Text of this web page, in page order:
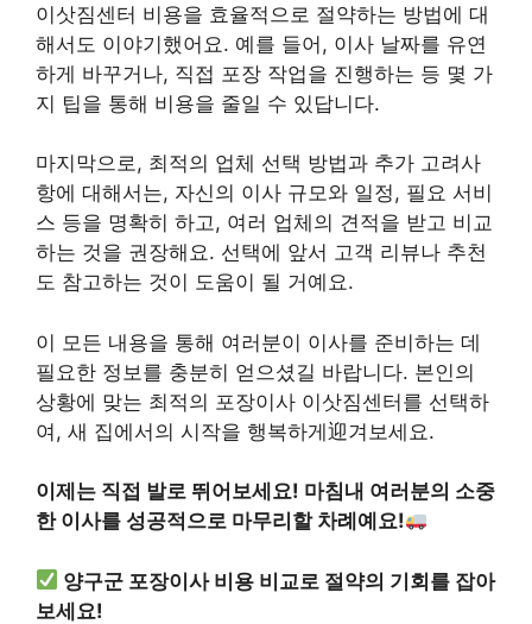
이삿짐센터 비용을 효율적으로 절약하는 방법에 대
해서도 이야기했어요. 예를 들어, 이사 날짜를 유연
하게 바꾸거나, 직접 포장 작업을 진행하는 등 몇 가
지 팁을 통해 비용을 줄일 수 있답니다.
마지막으로, 최적의 업체 선택 방법과 추가 고려사
항에 대해서는, 자신의 이사 규모와 일정, 필요 서비
스 등을 명확히 하고, 여러 업체의 견적을 받고 비교
하는 것을 권장해요. 선택에 앞서 고객 리뷰나 추천
도 참고하는 것이 도움이 될 거예요.
이 모든 내용을 통해 여러분이 이사를 준비하는 데
필요한 정보를 충분히 얻으셨길 바랍니다. 본인의
상황에 맞는 최적의 포장이사 이삿짐센터를 선택하
여, 새 집에서의 시작을 행복하게迎겨보세요.
이제는 직접 발로 뛰어보세요! 마침내 여러분의 소중
한 이사를 성공적으로 마무리할 차례예요!
양구군 포장이사 비용 비교로 절약의 기회를 잡아
보세요!